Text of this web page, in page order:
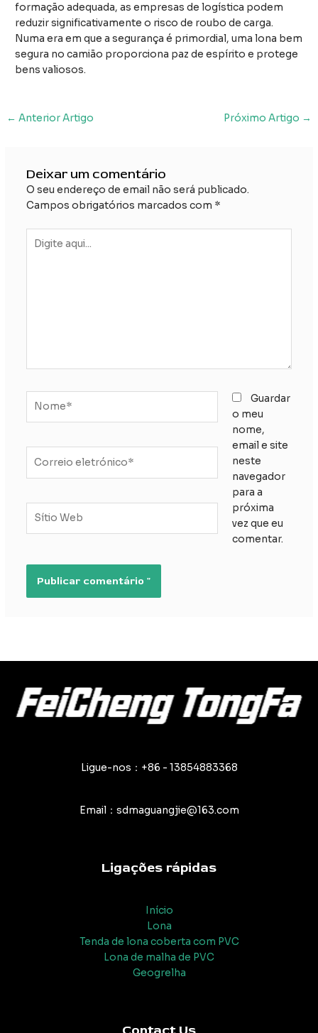
formação adequada, as empresas de logística podem
reduzir significativamente o risco de roubo de carga.
Numa era em que a segurança é primordial, uma lona bem
segura no camião proporciona paz de espírito e protege
bens valiosos.
Navegação
← Anterior Artigo Próximo Artigo →
Deixar um comentário
O seu endereço de email não será publicado.
Campos obrigatórios marcados com *
aqui...
eletrónico*
Web
Guardar
o meu
nome,
email e site
neste
navegador
para a
próxima
vez que eu
comentar.
Ligue-nos：+86 - 13854883368
Email：sdmaguangjie@163.com
Ligações rápidas
Início
Lona
Tenda de lona coberta com PVC
Lona de malha de PVC
Geogrelha